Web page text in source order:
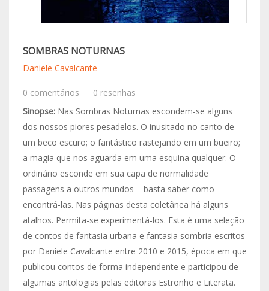
SOMBRAS NOTURNAS
Daniele Cavalcante
0 comentários
0 resenhas
Sinopse:Nas Sombras Noturnas escondem-se alguns
dos nossos piores pesadelos. O inusitado no canto de
um beco escuro; o fantástico rastejando em um bueiro;
a magia que nos aguarda em uma esquina qualquer. O
ordinário esconde em sua capa de normalidade
passagens a outros mundos – basta saber como
encontrá-las. Nas páginas desta coletânea há alguns
atalhos. Permita-se experimentá-los. Esta é uma seleção
de contos de fantasia urbana e fantasia sombria escritos
por Daniele Cavalcante entre 2010 e 2015, época em que
publicou contos de forma independente e participou de
algumas antologias pelas editoras Estronho e Literata.